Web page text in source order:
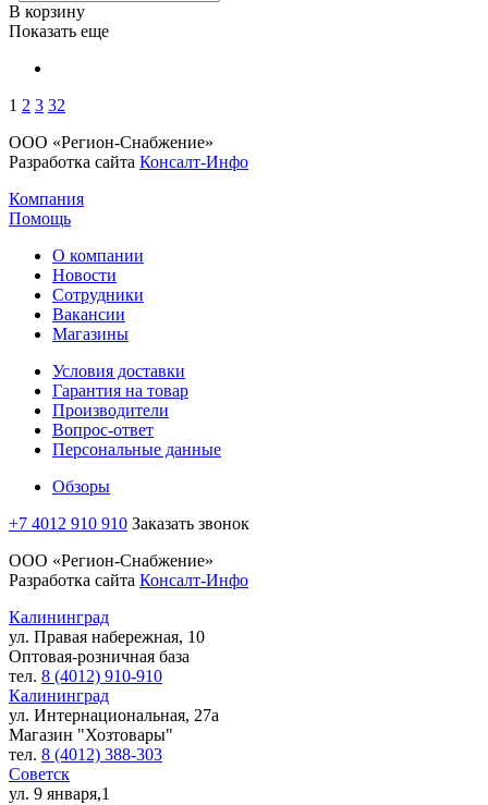
В корзину
Показать еще
1 2 3 32
ООО «Регион-Снабжение»
Разработка сайта Консалт-Инфо
Компания
Помощь
О компании
Новости
Сотрудники
Вакансии
Магазины
Условия доставки
Гарантия на товар
Производители
Вопрос-ответ
Персональные данные
Обзоры
+7 4012 910 910 Заказать звонок
ООО «Регион-Снабжение»
Разработка сайта Консалт-Инфо
Калининград
ул. Правая набережная, 10
Оптовая-розничная база
тел. 8 (4012) 910-910
Калининград
ул. Интернациональная, 27а
Магазин "Хозтовары"
тел. 8 (4012) 388-303
Советск
ул. 9 января,1